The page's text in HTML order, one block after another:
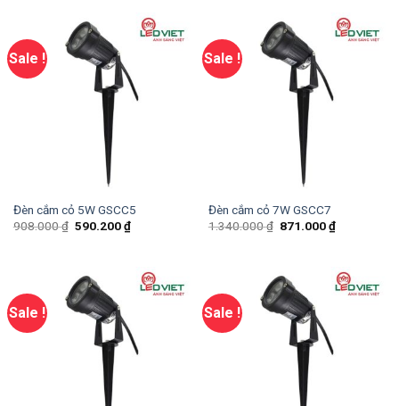
Sale !
Đèn cắm cỏ 5W GSCC5
908.000₫ 590.200₫
Sale !
Đèn cắm cỏ 7W GSCC7
1.340.000₫ 871.000₫
Sale ! Sale !